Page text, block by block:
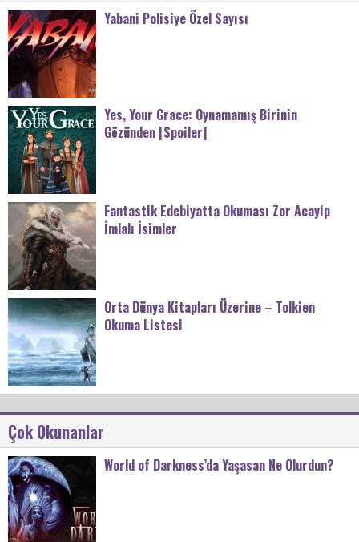
Yabani Polisiye Özel Sayısı
Yes, Your Grace: Oynamamış Birinin
Gözünden [Spoiler]
Fantastik Edebiyatta Okuması Zor Acayip
İmlalı İsimler
Orta Dünya Kitapları Üzerine – Tolkien
Okuma Listesi
Çok Okunanlar
World of Darkness’da Yaşasan Ne Olurdun?